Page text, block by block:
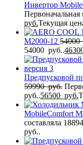
Инвертор
Первоначальная
руб.Текущая
M2000-12 54000
54000 руб..
Предпусковой
59990руб.
руб..56500 руб.
MobileComfort
составляла
руб..